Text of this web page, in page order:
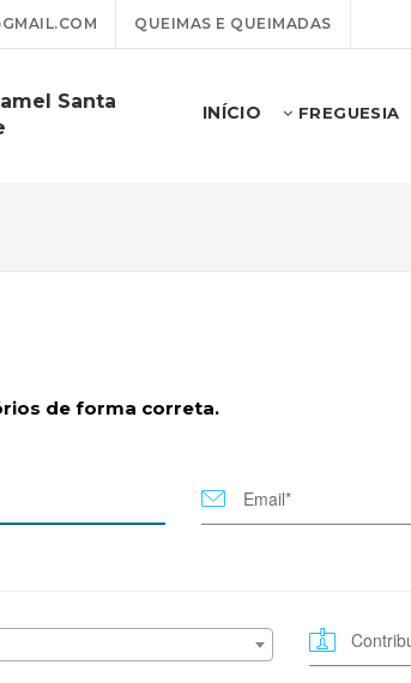
QUEIMAS E QUEIMADAS
Santa
INÍCIO FREGUESIA
de forma correta.